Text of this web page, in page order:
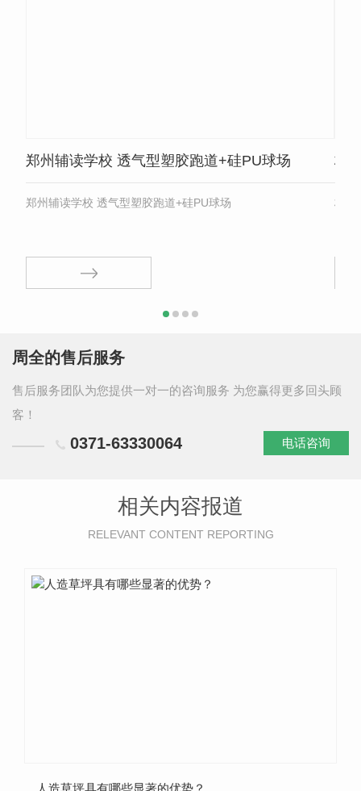
郑州辅读学校 透气型塑胶跑道+硅PU球场
郑州辅读学校 透气型塑胶跑道+硅PU球场
桐
周全的售后服务
售后服务团队为您提供一对一的咨询服务 为您赢得更多回头顾
客！
0371-63330064 电话咨询
相关内容报道
RELEVANT CONTENT REPORTING